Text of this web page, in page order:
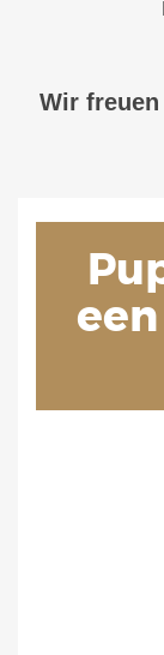
Wir